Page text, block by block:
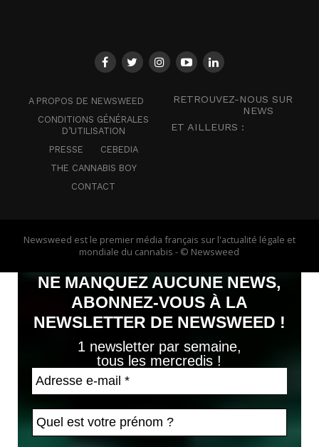
A PROPOS DE NEWSWEED
CONDITIONS GÉNÉRALES
D’UTILISATION
PRESSE
CEBEDIA
THE CANNABIS BOY
CONTACT
RETROUVEZ-NOUS SUR
NEWS
ET AILLEURS :
Newsweed est le premier média français sur l'actualité légale et
mondiale du cannabis - © Newsweed
NE MANQUEZ AUCUNE NEWS,
ABONNEZ-VOUS À LA
NEWSLETTER DE NEWSWEED !
1 newsletter par semaine,
tous les mercredis !